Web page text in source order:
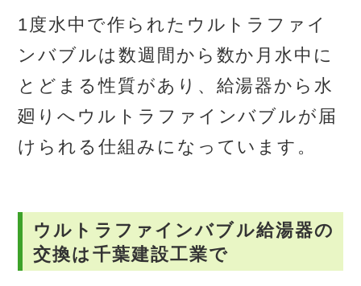
1度水中で作られたウルトラファイ
ンバブルは数週間から数か月水中に
とどまる性質があり、給湯器から水
廻りへウルトラファインバブルが届
けられる仕組みになっています。
ウルトラファインバブル給湯器の
交換は千葉建設工業で